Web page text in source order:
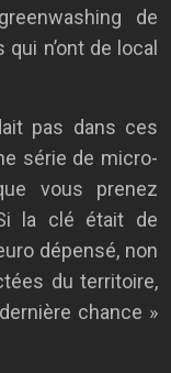
de
n’ont de local
pas dans ces
série de micro-
vous prenez
la clé était de
dépensé, non
du territoire,
chance »